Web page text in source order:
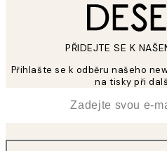
PŘIDEJTE SE K
Přihlašte se k odběru našeho
na tisky při